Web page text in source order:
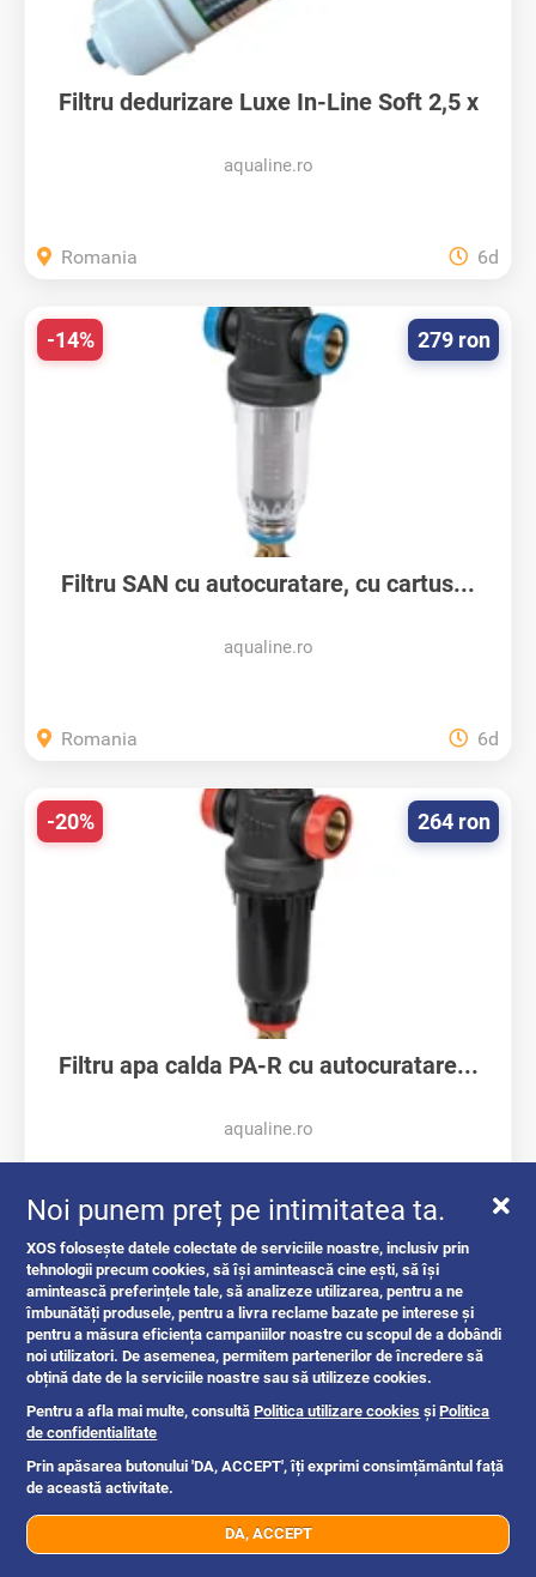
07xx xxx xxx Trimite mesaj
Filtru dedurizare Luxe In-Line Soft 2,5 x
aqualine.ro
Romania 6d
Filtru SAN cu autocuratare, cu cartus...
aqualine.ro
279 ron
-14%
Romania 6d
Filtru apa calda PA-R cu autocuratare...
aqualine.ro
264 ron
-20%
Romania 1w
Intrebari si raspunsuri
Noi punem preț pe intimitatea ta.
XOS folosește datele colectate de serviciile noastre, inclusiv prin
tehnologii precum cookies, să își amintească cine ești, să își
amintească preferințele tale, să analizeze utilizarea, pentru a ne
îmbunătăți produsele, pentru a livra reclame bazate pe interese și
pentru a măsura eficiența campaniilor noastre cu scopul de a dobândi
noi utilizatori. De asemenea, permitem partenerilor de încredere să
obțină date de la serviciile noastre sau să utilizeze cookies.
Pentru a afla mai multe, consultăPolitica utilizare cookies șiPolitica
de confidentialitate
Prin apăsarea butonului 'DA, ACCEPT', îți exprimi consimțământul față
de această activitate.
DA, ACCEPT